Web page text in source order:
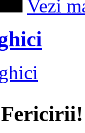
Vezi
Fericirii!